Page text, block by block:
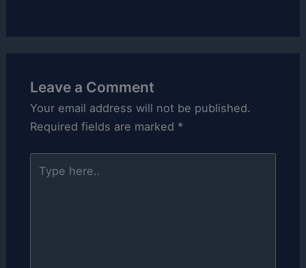
Leave a Comment
Your email address will not be published.
Required fields are marked *
here..